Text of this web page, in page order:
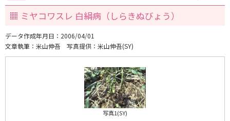
ミヤコワスレ 白絹病（しらきぬびょう）
データ作成年月日：2006/04/01
文章執筆：米山伸吾
写真提供：米山伸吾(SY)
写真1(SY)